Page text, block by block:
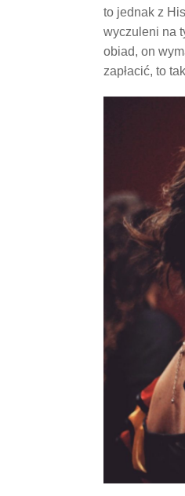
to jednak z
wyczuleni na
obiad, on
zapłacić, to